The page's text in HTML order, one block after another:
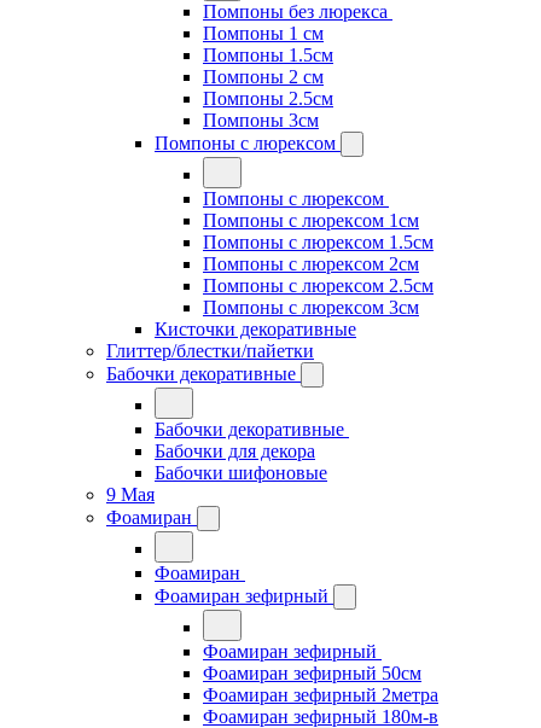
Помпоны без люрекса
Помпоны 1 см
Помпоны 1.5см
Помпоны 2 см
Помпоны 2.5см
Помпоны 3см
Помпоны с люрексом
Помпоны с люрексом
Помпоны с люрексом 1см
Помпоны с люрексом 1.5см
Помпоны с люрексом 2см
Помпоны с люрексом 2.5см
Помпоны с люрексом 3см
Кисточки декоративные
Глиттер/блестки/пайетки
Бабочки декоративные
Бабочки декоративные
Бабочки для декора
Бабочки шифоновые
9 Мая
Фоамиран
Фоамиран
Фоамиран зефирный
Фоамиран зефирный
Фоамиран зефирный 50см
Фоамиран зефирный 2метра
Фоамиран зефирный 180м-в